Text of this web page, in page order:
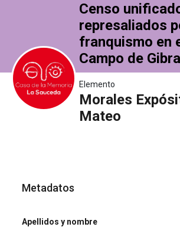
Censo
represaliados
franquismo en
Campo de
Elemento
Morales
Mateo
Metadatos
Apellidos y nombre